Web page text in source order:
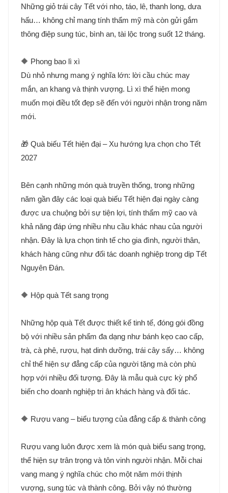
Những giỏ trái cây Tết với nho, táo, lê, thanh long, dưa
hấu… không chỉ mang tính thẩm mỹ mà còn gửi gắm
thông điệp sung túc, bình an, tài lộc trong suốt 12 tháng.
🔶 Phong bao lì xì
Dù nhỏ nhưng mang ý nghĩa lớn: lời cầu chúc may
mắn, an khang và thịnh vượng. Lì xì thể hiện mong
muốn mọi điều tốt đẹp sẽ đến với người nhận trong năm
mới.
🎁 Quà biếu Tết hiện đại – Xu hướng lựa chọn cho Tết
2027
Bên cạnh những món quà truyền thống, trong những
năm gần đây các loại quà biếu Tết hiện đại ngày càng
được ưa chuộng bởi sự tiện lợi, tính thẩm mỹ cao và
khả năng đáp ứng nhiều nhu cầu khác nhau của người
nhận. Đây là lựa chọn tinh tế cho gia đình, người thân,
khách hàng cũng như đối tác doanh nghiệp trong dịp Tết
Nguyên Đán.
🔶 Hộp quà Tết sang trọng
Những hộp quà Tết được thiết kế tinh tế, đóng gói đồng
bộ với nhiều sản phẩm đa dạng như bánh kẹo cao cấp,
trà, cà phê, rượu, hạt dinh dưỡng, trái cây sấy… không
chỉ thể hiện sự đẳng cấp của người tặng mà còn phù
hợp với nhiều đối tượng. Đây là mẫu quà cực kỳ phổ
biến cho doanh nghiệp tri ân khách hàng và đối tác.
🔶 Rượu vang – biểu tượng của đẳng cấp & thành công
Rượu vang luôn được xem là món quà biếu sang trọng,
thể hiện sự trân trọng và tôn vinh người nhận. Mỗi chai
vang mang ý nghĩa chúc cho một năm mới thịnh
vượng, sung túc và thành công. Bởi vậy nó thường